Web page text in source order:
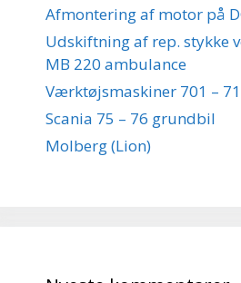
Afmontering af motor på
Udskiftning af rep. stykke
MB 220 ambulance
Værktøjsmaskiner 701 –
Scania 75 – 76 grundbil
Molberg (Lion)